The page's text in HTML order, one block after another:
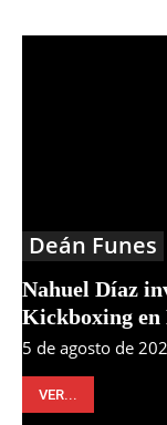
Deán Funes
Nahuel Díaz
Kickboxing en
5 de agosto de
VER...